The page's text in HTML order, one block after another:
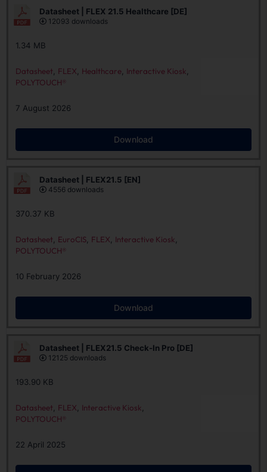
Datasheet | FLEX 21.5 Healthcare [DE]
12093 downloads
1.34 MB
Datasheet FLEX Healthcare Interactive Kiosk
POLYTOUCH®
7 August 2026
Download
Datasheet | FLEX21.5 [EN]
4556 downloads
370.37 KB
Datasheet EuroCIS FLEX Interactive Kiosk
POLYTOUCH®
10 February 2026
Download
Datasheet | FLEX21.5 Check-In Pro [DE]
12125 downloads
193.90 KB
Datasheet FLEX Interactive Kiosk
POLYTOUCH®
22 April 2025